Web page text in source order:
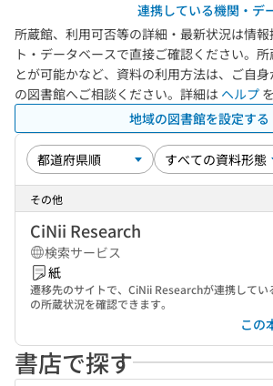
連携している機関・デ
所蔵館、利用可否等の詳細・最新状況は情
ト・データベースで直接ご確認ください。
とが可能かなど、資料の利用方法は、ご自身
の図書館へご相談ください。詳細は ヘルプ
地域の図書館を設定する
その他
CiNii Research
検索サービス
紙
遷移先のサイトで、CiNii Researchが連携してい
の所蔵状況を確認できます。
この
書店で探す